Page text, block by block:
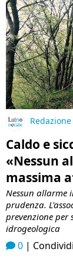
Redazione
Caldo e
«Nessun
massima
Nessun allarme
prudenza.
prevenzione per
idrogeologica
0 |